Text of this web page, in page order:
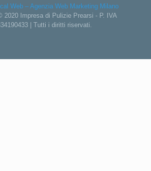
Web – Agenzia Web Marketing Milano
2020 Impresa di Pulizie Prearsi - P. IVA
| Tutti i diritti riservati.